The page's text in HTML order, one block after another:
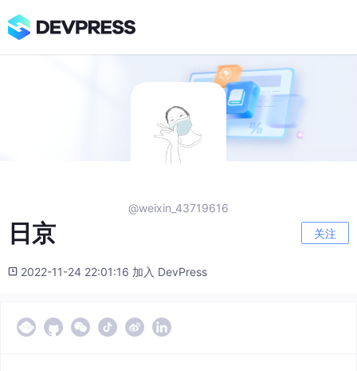
@weixin_43719616
日京 关注
2022-11-24 22:01:16 加入 DevPress